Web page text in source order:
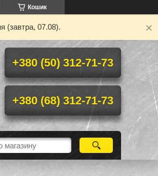
Кошик
(завтра, 07.08).
+380 (50) 312-71-73
+380 (68) 312-71-73